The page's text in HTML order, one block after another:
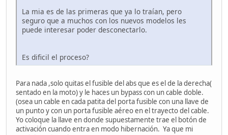
La mia es de las primeras que ya lo traían, pero
seguro que a muchos con los nuevos modelos les
puede interesar poder desconectarlo.
Es dificil el proceso?
Para nada ,solo quitas el fusible del abs que es el de la derecha(
sentado en la moto) y le haces un bypass con un cable doble.
(osea un cable en cada patita del porta fusible con una llave de
un punto y con un porta fusible aéreo en el trayecto del cable.
Yo coloque la llave en donde supuestamente trae el botón de
activación cuando entra en modo hibernación. Ya que mi